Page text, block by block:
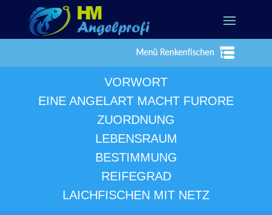
VORWORT
EINE ANGELART MACHT FURORE
ZUORDNUNG
LEBENSRAUM
BESTIMMUNG
REIFEGRAD
LAICHFISCHEN MIT NETZ